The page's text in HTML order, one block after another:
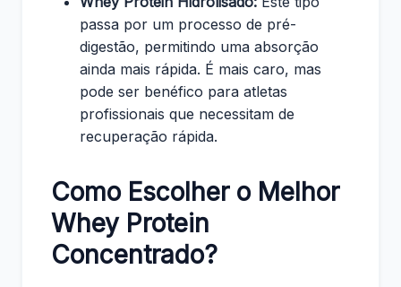
passa por um processo de pré-
digestão, permitindo uma absorção
ainda mais rápida. É mais caro, mas
pode ser benéfico para atletas
profissionais que necessitam de
recuperação rápida.
Como Escolher o Melhor
Whey Protein
Concentrado?